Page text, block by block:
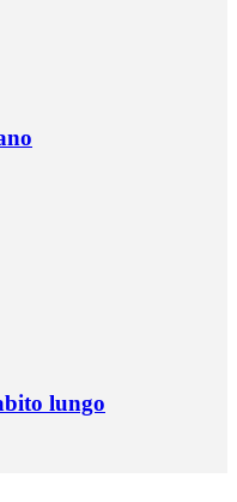
lungo